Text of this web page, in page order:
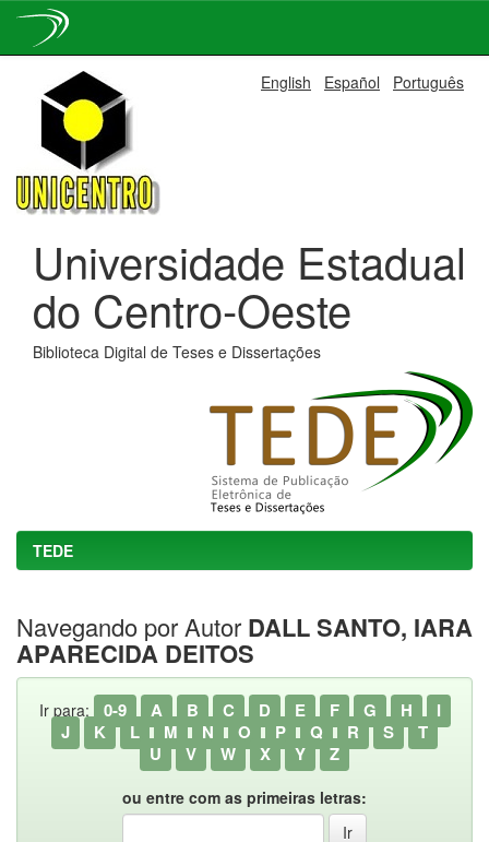
navigation
English Español Português
Universidade Estadual
do Centro-Oeste
Biblioteca Digital de Teses e Dissertações
TEDE
Navegando por Autor DALL SANTO, IARA
APARECIDA DEITOS
Ir para: 0-9 A B C D E F G H
I
J
K L M N O P Q R S
T
U
V W X Y Z
ou entre com as primeiras letras: